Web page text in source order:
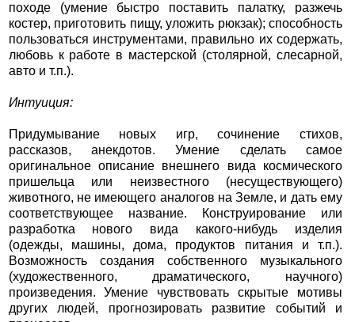
походе (умение быстро поставить палатку, разжечь
костер, приготовить пищу, уложить рюкзак); способность
пользоваться инструментами, правильно их содержать,
любовь к работе в мастерской (столярной, слесарной,
авто и т.п.).
Интуиция:
Придумывание новых игр, сочинение стихов,
рассказов, анекдотов. Умение сделать самое
оригинальное описание внешнего вида космического
пришельца или неизвестного (несуществующего)
животного, не имеющего аналогов на Земле, и дать ему
соответствующее название. Конструирование или
разработка нового вида какого-нибудь изделия
(одежды, машины, дома, продуктов питания и т.п.).
Возможность создания собственного музыкального
(художественного, драматического, научного)
произведения. Умение чувствовать скрытые мотивы
других людей, прогнозировать развитие событий и